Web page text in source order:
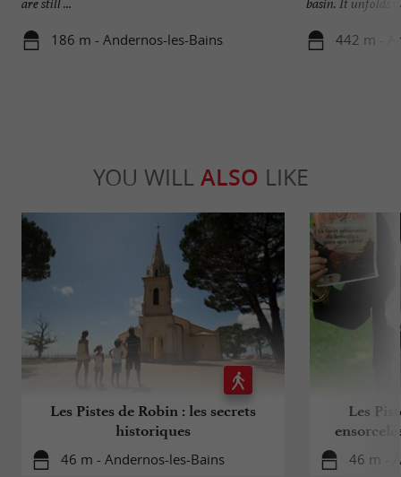
186 m - Andernos-les-Bains 442 m -
YOU WILL ALSO LIKE
Les Pistes de Robin : les secrets
historiques
46 m - Andernos-les-Bains
Les
46 m -